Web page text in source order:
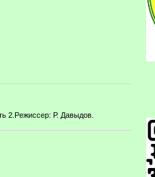
2.Режиссер: Р. Давыдов.